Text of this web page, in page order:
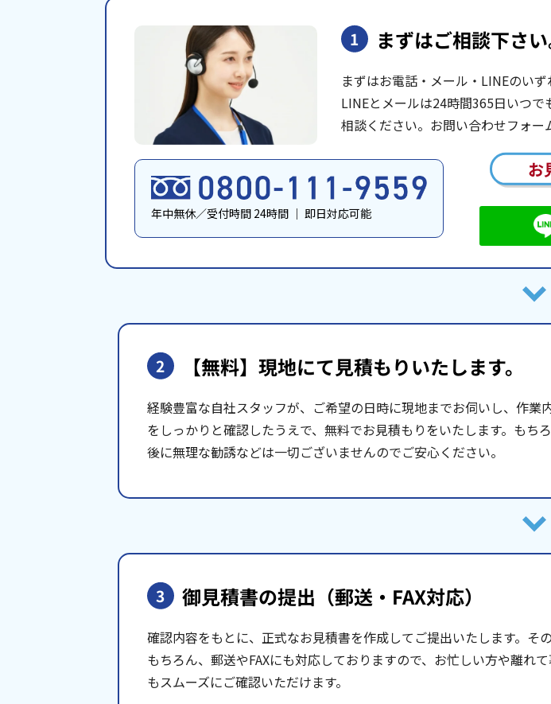
1 まずはご相談下さい
まずはお電話・メール・LINEのい
LINEとメールは24時間365日いつ
相談ください。お問い合わせフォー
年中無休／受付時間 24時間 ｜ 即日対応可能
お
2 【無料】現地にて見積もりいたします。
経験豊富な自社スタッフが、ご希望の日時に現地までお伺いし、作業
をしっかりと確認したうえで、無料でお見積もりをいたします。もち
後に無理な勧誘などは一切ございませんのでご安心ください。
3 御見積書の提出 （郵送・FAX対応）
確認内容をもとに、正式なお見積書を作成してご提出いたします。そ
もちろん、郵送やFAXにも対応しておりますので、お忙しい方や離れ
もスムーズにご確認いただけます。